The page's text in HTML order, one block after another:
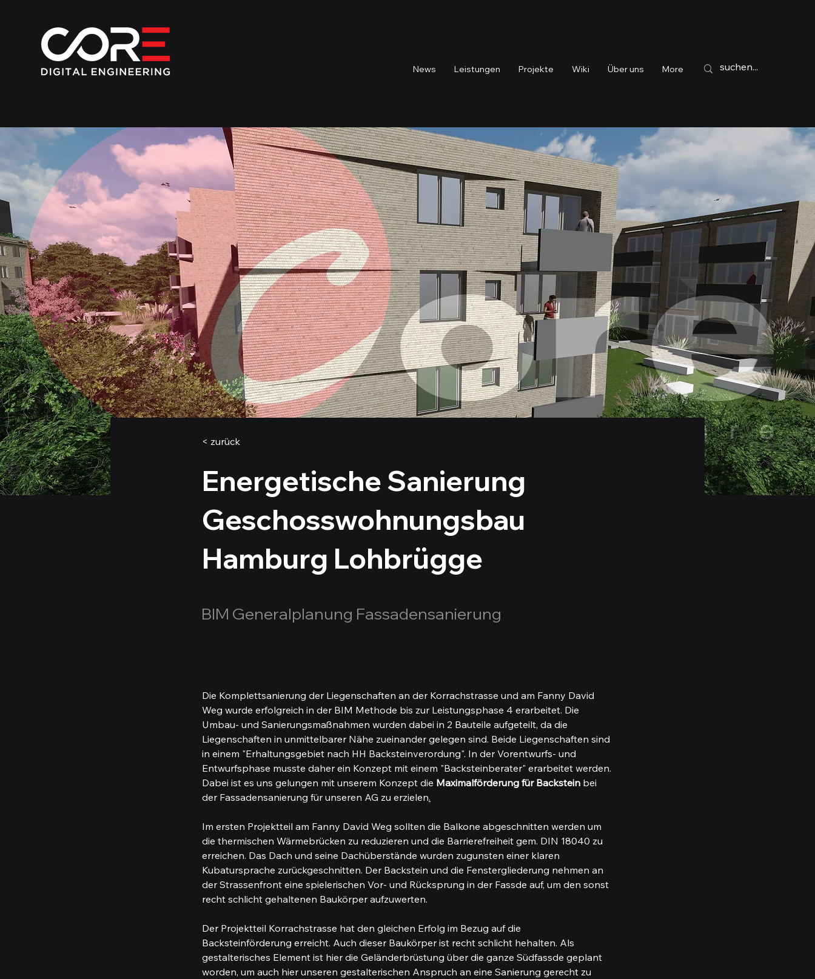
News Leistungen Projekte Wiki Über uns More
< zurück
Energetische Sanierung
Geschosswohnungsbau
Hamburg Lohbrügge
BIM Generalplanung Fassadensanierung
Die Komplettsanierung der Liegenschaften an der Korrachstrasse und am Fanny David
Weg wurde erfolgreich in der BIM Methode bis zur Leistungsphase 4 erarbeitet. Die
Umbau- und Sanierungsmaßnahmen wurden dabei in 2 Bauteile aufgeteilt, da die
Liegenschaften in unmittelbarer Nähe zueinander gelegen sind. Beide Liegenschaften sind
in einem "Erhaltungsgebiet nach HH Backsteinverordung". In der Vorentwurfs- und
Entwurfsphase musste daher ein Konzept mit einem "Backsteinberater" erarbeitet werden.
Dabei ist es uns gelungen mit unserem Konzept die Maximalförderung für Backstein bei
der Fassadensanierung für unseren AG zu erzielen.
Im ersten Projektteil am Fanny David Weg sollten die Balkone abgeschnitten werden um
die thermischen Wärmebrücken zu reduzieren und die Barrierefreiheit gem. DIN 18040 zu
erreichen. Das Dach und seine Dachüberstände wurden zugunsten einer klaren
Kubatursprache zurückgeschnitten. Der Backstein und die Fenstergliederung nehmen an
der Strassenfront eine spielerischen Vor- und Rücksprung in der Fassde auf, um den sonst
recht schlicht gehaltenen Baukörper aufzuwerten.
Der Projektteil Korrachstrasse hat den gleichen Erfolg im Bezug auf die
Backsteinförderung erreicht. Auch dieser Baukörper ist recht schlicht hehalten. Als
gestalterisches Element ist hier die Geländerbrüstung über die ganze Südfassde geplant
worden, um auch hier unseren gestalterischen Anspruch an eine Sanierung gerecht zu